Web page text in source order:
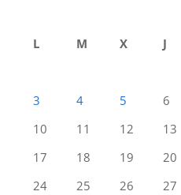
L
M X J
3
4 5 6
10
11 12 13
17
18 19 20
24
25 26 27